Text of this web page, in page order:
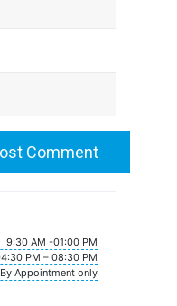
9:30 AM -01:00 PM
PM – 08:30 PM
By Appointment only